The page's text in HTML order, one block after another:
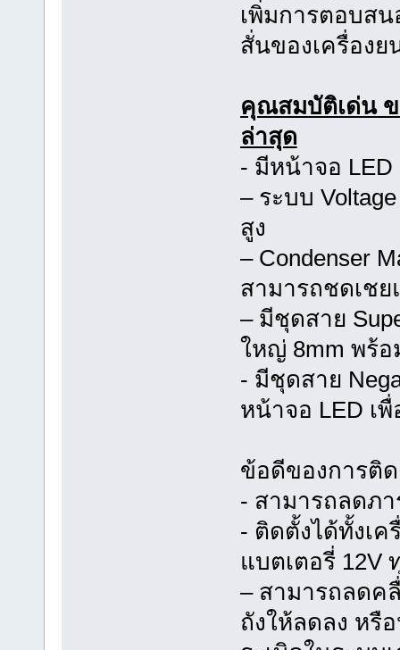
เพิ่มการตอบส
สั่นของเครื่อง
คุณสมบัติเด่น ข
ล่าสุด
- มีหน้าจอ LED
– ระบบ
สูง
– Condenser
สามารถชดเช
– มีชุดสาย
ใหญ่ 8mm พร้อ
- มีชุดสาย
หน้าจอ LED เ
ข้อดีของการติด
- สามารถลดภ
- ติดตั้งได้ทั้งเ
แบตเตอรี่ 12V
– สามารถลดค
ถังให้ลดลง หรื